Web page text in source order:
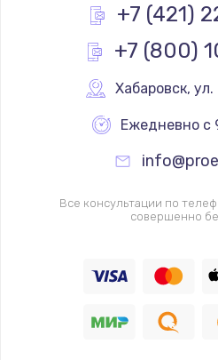
+7 (421)
+7 (800)
Хабаровск,
Ежедневно с
Все консультации по
совершенно